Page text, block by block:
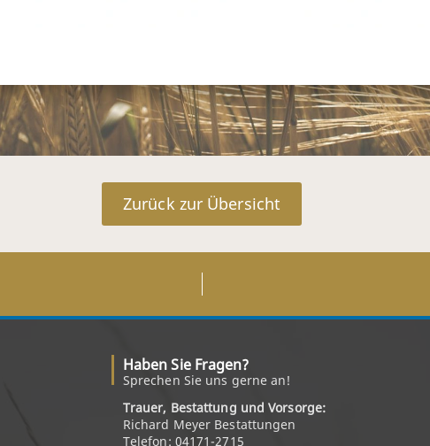
Zurück zur Übersicht
Haben Sie Fragen?
Sprechen Sie uns gerne an!
Trauer, Bestattung und Vorsorge:
Richard Meyer Bestattungen
Telefon: 04171-2715